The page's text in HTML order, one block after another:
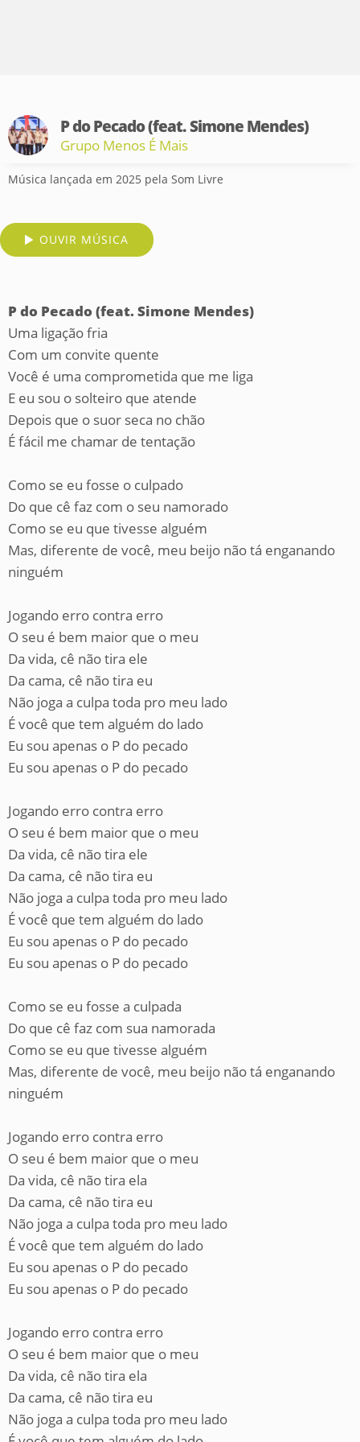
P do Pecado (feat. Simone Mendes)
Grupo Menos É Mais
Música lançada em 2025 pela Som Livre
OUVIR MÚSICA
P do Pecado (feat. Simone Mendes)
Uma ligação fria
Com um convite quente
Você é uma comprometida que me liga
E eu sou o solteiro que atende
Depois que o suor seca no chão
É fácil me chamar de tentação
Como se eu fosse o culpado
Do que cê faz com o seu namorado
Como se eu que tivesse alguém
Mas, diferente de você, meu beijo não tá enganando
ninguém
Jogando erro contra erro
O seu é bem maior que o meu
Da vida, cê não tira ele
Da cama, cê não tira eu
Não joga a culpa toda pro meu lado
É você que tem alguém do lado
Eu sou apenas o P do pecado
Eu sou apenas o P do pecado
Jogando erro contra erro
O seu é bem maior que o meu
Da vida, cê não tira ele
Da cama, cê não tira eu
Não joga a culpa toda pro meu lado
É você que tem alguém do lado
Eu sou apenas o P do pecado
Eu sou apenas o P do pecado
Como se eu fosse a culpada
Do que cê faz com sua namorada
Como se eu que tivesse alguém
Mas, diferente de você, meu beijo não tá enganando
ninguém
Jogando erro contra erro
O seu é bem maior que o meu
Da vida, cê não tira ela
Da cama, cê não tira eu
Não joga a culpa toda pro meu lado
É você que tem alguém do lado
Eu sou apenas o P do pecado
Eu sou apenas o P do pecado
Jogando erro contra erro
O seu é bem maior que o meu
Da vida, cê não tira ela
Da cama, cê não tira eu
Não joga a culpa toda pro meu lado